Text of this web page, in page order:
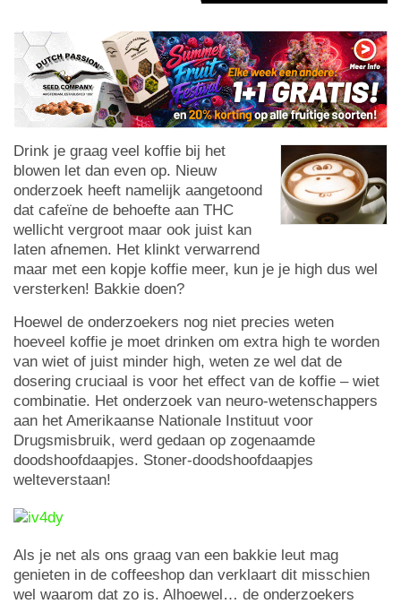
Drink je graag veel koffie bij het
blowen let dan even op. Nieuw
onderzoek heeft namelijk aangetoond
dat cafeïne de behoefte aan THC
wellicht vergroot maar ook juist kan
laten afnemen. Het klinkt verwarrend
maar met een kopje koffie meer, kun je je high dus wel
versterken! Bakkie doen?
Hoewel de onderzoekers nog niet precies weten
hoeveel koffie je moet drinken om extra high te worden
van wiet of juist minder high, weten ze wel dat de
dosering cruciaal is voor het effect van de koffie – wiet
combinatie. Het onderzoek van neuro-wetenschappers
aan het Amerikaanse Nationale Instituut voor
Drugsmisbruik, werd gedaan op zogenaamde
doodshoofdaapjes. Stoner-doodshoofdaapjes
welteverstaan!
Als je net als ons graag van een bakkie leut mag
genieten in de coffeeshop dan verklaart dit misschien
wel waarom dat zo is. Alhoewel… de onderzoekers